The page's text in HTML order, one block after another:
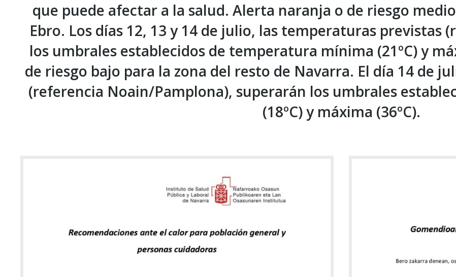
que puede afectar a la salud. Alerta naranja o de riesgo
Ebro. Los días 12, 13 y 14 de julio, las temperaturas previstas
los umbrales establecidos de temperatura mínima (21ºC) y
de riesgo bajo para la zona del resto de Navarra. El día 14 de
(referencia Noain/Pamplona), superarán los umbrales
(18ºC) y máxima (36ºC).